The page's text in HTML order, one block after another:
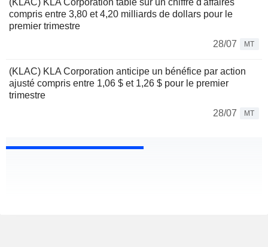
(KLAC) KLA Corporation table sur un chiffre d'affaires
compris entre 3,80 et 4,20 milliards de dollars pour le
premier trimestre
28/07
MT
(KLAC) KLA Corporation anticipe un bénéfice par action
ajusté compris entre 1,06 $ et 1,26 $ pour le premier
trimestre
28/07
MT